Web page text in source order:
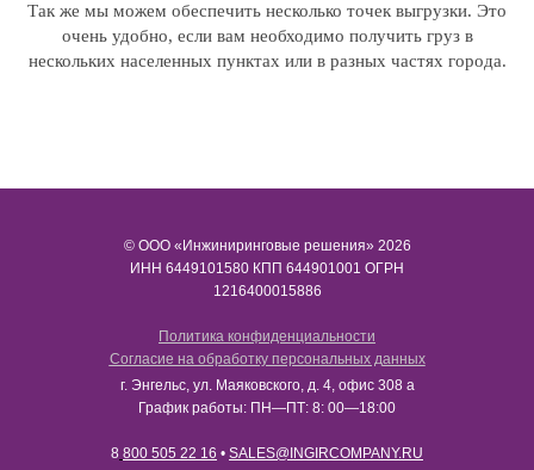
Так же мы можем обеспечить несколько точек выгрузки. Это
очень удобно, если вам необходимо получить груз в
нескольких населенных пунктах или в разных частях города.
© ООО «Инжиниринговые решения» 2026
ИНН​​​​​​​ 6449101580 КПП 644901001 ОГРН
1216400015886
Политика конфиденциальности
Согласие на обработку персональных данных
г. Энгельс, ул. Маяковского, д. 4, офис 308 а
График работы: ПН—ПТ: 8: 00—18:00
8 800 505 22 16 • SALES@INGIRCOMPANY.RU